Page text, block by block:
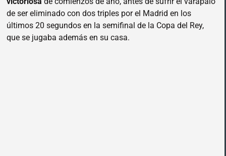
de ser eliminado con dos triples por el Madrid en los
últimos 20 segundos en la semifinal de la Copa del Rey,
que se jugaba además en su casa.